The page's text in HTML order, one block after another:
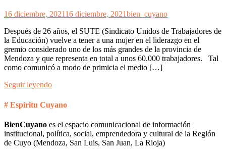
16 diciembre, 202116 diciembre, 2021bien_cuyano
Después de 26 años, el SUTE (Sindicato Unidos de Trabajadores de
la Educación) vuelve a tener a una mujer en el liderazgo en el
gremio considerado uno de los más grandes de la provincia de
Mendoza y que representa en total a unos 60.000 trabajadores. Tal
como comunicó a modo de primicia el medio […]
Seguir leyendo
# Espíritu Cuyano
BienCuyano es el espacio comunicacional de información
institucional, política, social, emprendedora y cultural de la Región
de Cuyo (Mendoza, San Luis, San Juan, La Rioja)